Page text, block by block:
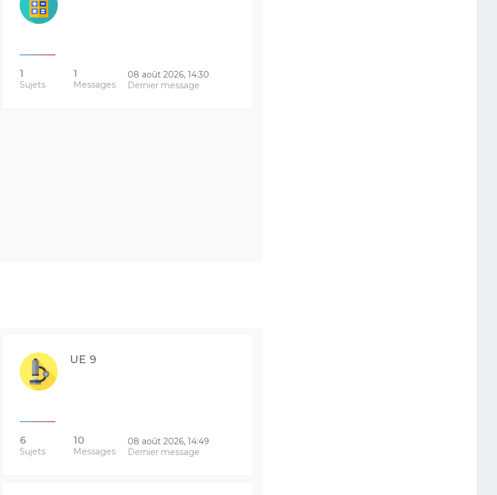
1
Sujets
1
Messages
08 août 2026, 14:30
Dernier message
UE 9
6
Sujets
10
Messages
08 août 2026, 14:49
Dernier message